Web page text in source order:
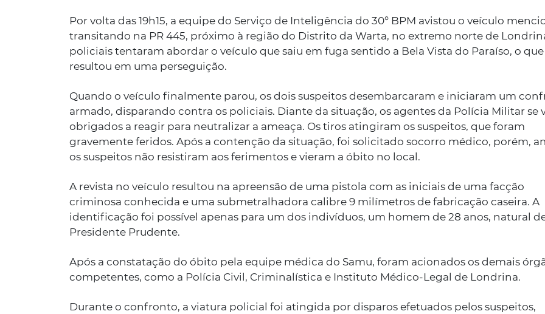
Por volta das 19h15, a equipe do Serviço de Inteligência do 30° BPM avistou o veículo
transitando na PR 445, próximo à região do Distrito da Warta, no extremo norte de
policiais tentaram abordar o veículo que saiu em fuga sentido a Bela Vista do Paraíso, o que
resultou em uma perseguição.
Quando o veículo finalmente parou, os dois suspeitos desembarcaram e iniciaram um
armado, disparando contra os policiais. Diante da situação, os agentes da Polícia Militar se
obrigados a reagir para neutralizar a ameaça. Os tiros atingiram os suspeitos, que foram
gravemente feridos. Após a contenção da situação, foi solicitado socorro médico, porém,
os suspeitos não resistiram aos ferimentos e vieram a óbito no local.
A revista no veículo resultou na apreensão de uma pistola com as iniciais de uma facção
criminosa conhecida e uma submetralhadora calibre 9 milímetros de fabricação caseira. A
identificação foi possível apenas para um dos indivíduos, um homem de 28 anos, natural
Presidente Prudente.
Após a constatação do óbito pela equipe médica do Samu, foram acionados os demais
competentes, como a Polícia Civil, Criminalística e Instituto Médico-Legal de Londrina.
Durante o confronto, a viatura policial foi atingida por disparos efetuados pelos suspeitos,